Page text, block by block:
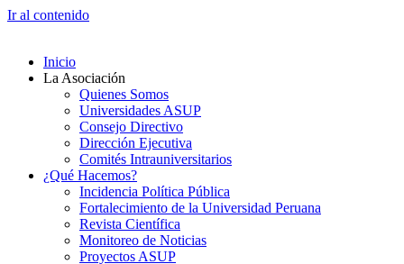
Ir al contenido
Inicio
La Asociación
Quienes Somos
Universidades ASUP
Consejo Directivo
Dirección Ejecutiva
Comités Intrauniversitarios
¿Qué Hacemos?
Incidencia Política Pública
Fortalecimiento de la Universidad Peruana
Revista Científica
Monitoreo de Noticias
Proyectos ASUP